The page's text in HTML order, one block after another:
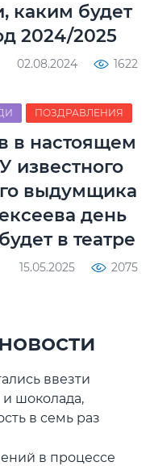
каким будет
2024/2025
02.08.2024 1622
ПОЗДРАВЛЕНИЯ
в настоящем
известного
выдумщика
день
в театре
15.05.2025 2075
ввезти
шоколада,
в семь раз
в процессе